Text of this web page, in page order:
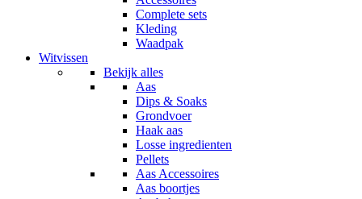
Complete sets
Kleding
Waadpak
Witvissen
Bekijk alles
Aas
Dips & Soaks
Grondvoer
Haak aas
Losse ingredienten
Pellets
Aas Accessoires
Aas boortjes